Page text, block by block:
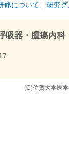
修について 研究
吸器・腫瘍内科
(C)佐賀大学医